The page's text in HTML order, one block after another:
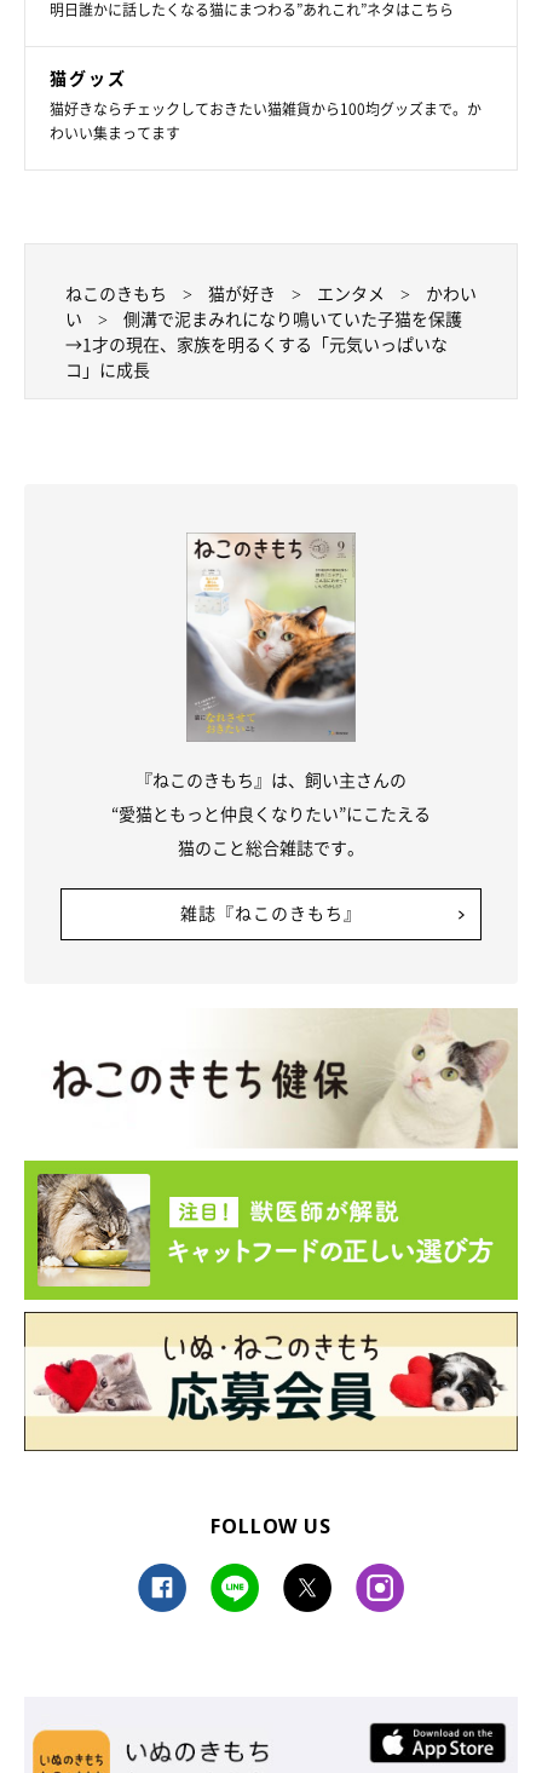
ひとりぼっちで助けを求めていたモフくんを保護し、献身的なお
世話をしてきた飼い主さん。
実はモフくんを保護した当時、飼い主さん家族は悲しみに暮れて
いた時期だったのだそう。モフくんの存在に、家族みんなが救わ
飼い主さん：
「ちょうどモフくんを家族として迎える数カ月前に、先住猫を亡
くんが来てくれたことで、我が家も明るさを取り戻すことができ
たんです。
毛色もミルクティーのような色合いでモフモフな毛並みなので、
家の中を走りまわっている姿を見るだけで気持ちも明るくなり、
元気になれます。モフくんには、感謝の気持ちでいっぱいです」
@nekoneko_ninjin
明日誰かに話したくなる猫にまつわる”あれこれ”ネタはこちら
猫グッズ
猫好きならチェックしておきたい猫雑貨から100均グッズまで。か
わいい集まってます
ねこのきもち 猫が好き エンタメ
かわい
い
側溝で泥まみれになり鳴いていた子猫を保護
→1才の現在、家族を明るくする「元気いっぱいな
コ」に成長
『ねこのきもち』は、飼い主さんの
“愛猫ともっと仲良くなりたい”にこたえる
猫のこと総合雑誌です。
雑誌『ねこのきもち』
FOLLOW US